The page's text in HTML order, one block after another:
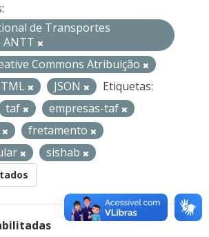
de Transportes
Commons Atribuição
JSON
Etiquetas:
taf
empresas-taf
fretamento
sishab